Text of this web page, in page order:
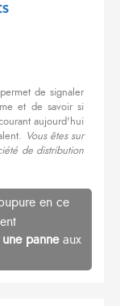
de signaler
et de savoir si
aujourd'hui
Vous êtes sur
de distribution
en ce
panneaux